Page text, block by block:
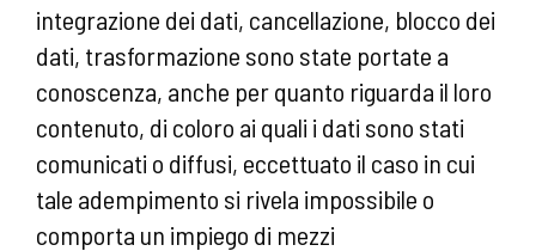
integrazione dei dati, cancellazione, blocco dei
dati, trasformazione sono state portate a
conoscenza, anche per quanto riguarda il loro
contenuto, di coloro ai quali i dati sono stati
comunicati o diffusi, eccettuato il caso in cui
tale adempimento si rivela impossibile o
comporta un impiego di mezzi